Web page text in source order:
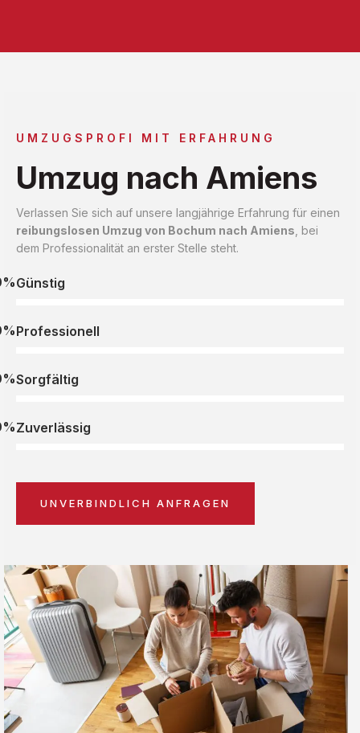
UMZUGSPROFI MIT ERFAHRUNG
Umzug nach Amiens
Verlassen Sie sich auf unsere langjährige Erfahrung für einen
reibungslosen Umzug von Bochum nach Amiens , bei
dem Professionalität an erster Stelle steht.
Günstig
Professionell
Sorgfältig
Zuverlässig
UNVERBINDLICH ANFRAGEN